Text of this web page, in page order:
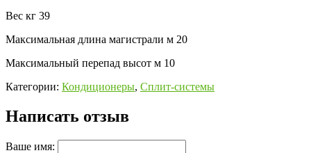
Вес кг 39
Максимальная длина магистрали м 20
Максимальный перепад высот м 10
Категории: Кондиционеры, Сплит-системы
Написать отзыв
Ваше имя: